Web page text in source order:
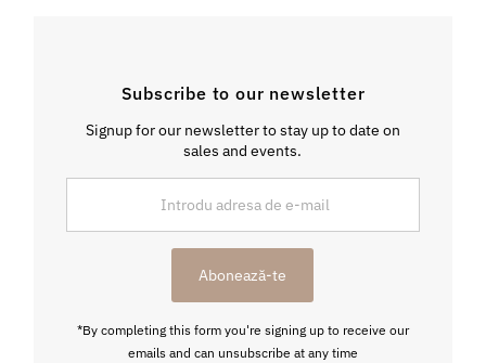
Subscribe to our newsletter
Signup for our newsletter to stay up to date on
sales and events.
de
Abonează-te
*By completing this form you're signing up to receive our
emails and can unsubscribe at any time